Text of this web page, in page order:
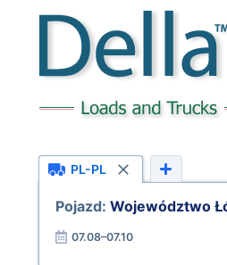
PL-PL
Pojazd: Województwo
07.08–07.10